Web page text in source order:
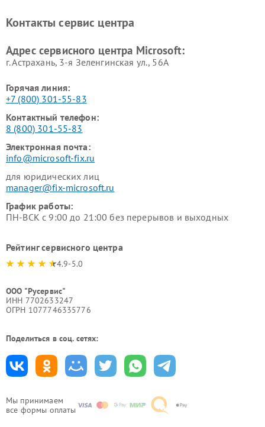
Мы принимаем
все формы оплаты
Контакты сервис центра
Адрес сервисного центра Microsoft:
г. Астрахань, 3-я Зеленгинская ул., 56А
Горячая линия:
+7 (800) 301-55-83
Контактный телефон:
8 (800) 301-55-83
Электронная почта:
info@microsoft-fix.ru
для юридических лиц
manager@fix-microsoft.ru
График работы:
ПН-ВСК с 9:00 до 21:00 без перерывов и выходных
Рейтинг сервисного центра
4.9-5.0
ООО "Русервис"
ИНН 7702633247
ОГРН 1077746335776
Поделиться в соц. сетях: